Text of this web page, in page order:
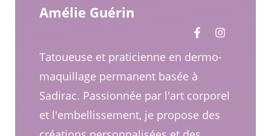
Amélie Guérin
Tatoueuse et praticienne en dermo-
maquillage permanent basée à
Sadirac. Passionnée par l'art corporel
et l'embellissement, je propose des